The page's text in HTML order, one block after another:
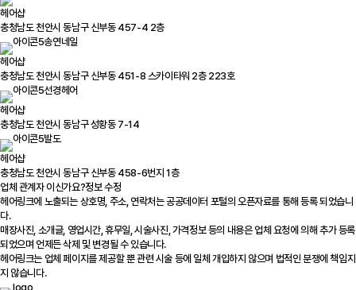
헤어샵
충청남도 천안시 동남구 신부동 457-4 2층
송연네일
헤어샵
충청남도 천안시 동남구 신부동 451-8 스카이타워 2층 223호
선경헤어
헤어샵
충청남도 천안시 동남구 성황동 7-14
발도
헤어샵
충청남도 천안시 동남구 신부동 458-6번지 1층
업체 관계자 이신가요?정보 수정
헤어링크에 노출되는 상호명, 주소, 연락처는 공공데이터 포털의 오픈자료를 통해 등록 되었습니
다.
매장사진, 소개글, 영업시간, 휴무일, 시술사진, 가격정보 등의 내용은 업체 요청에 의해 추가 등록
되었으며 언제든 삭제 및 변경될 수 있습니다.
헤어링크는 업체 페이지를 제공할 뿐 관련 시술 등에 일체 개입하지 않으며 법적인 분쟁에 책임지
지 않습니다.